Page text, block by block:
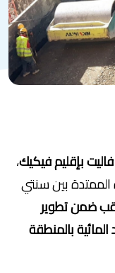
بإقليم فيكيك،
الممتدة بين سنتي
ضمن تطوير
المائية بالمنطقة